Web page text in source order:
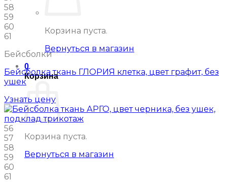
Корзина пуста.
Вернуться в магазин
0
Корзина
Корзина пуста.
Вернуться в магазин
58
59
60
61
Бейсболки
Бейсболка ткань ГЛОРИЯ клетка, цвет графит, без
ушек
Узнать цену
56
57
58
59
60
61